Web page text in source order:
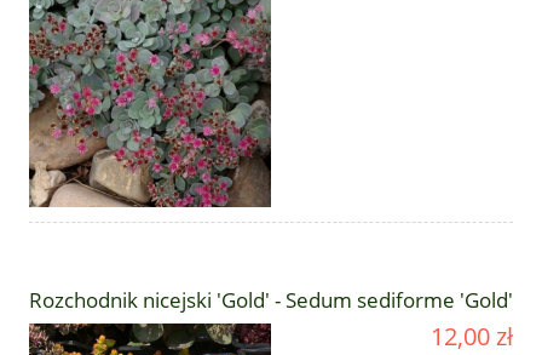
Rozchodnik nicejski 'Gold' - Sedum sediforme 'Gold'
12,00 zł